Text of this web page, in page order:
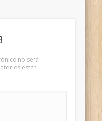
no será
están